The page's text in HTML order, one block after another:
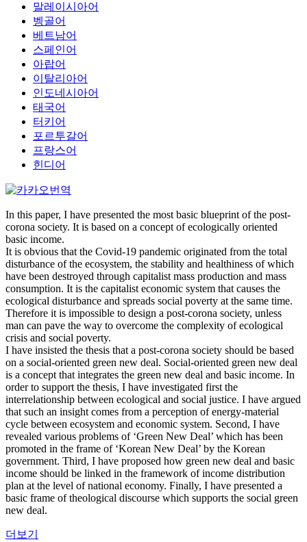
말레이시아어
벵골어
베트남어
스페인어
아랍어
이탈리아어
인도네시아어
태국어
터키어
포르투갈어
프랑스어
힌디어
In this paper, I have presented the most basic blueprint of the post-
corona society. It is based on a concept of ecologically oriented
basic income.
It is obvious that the Covid-19 pandemic originated from the total
disturbance of the ecosystem, the stability and healthiness of which
have been destroyed through capitalist mass production and mass
consumption. It is the capitalist economic system that causes the
ecological disturbance and spreads social poverty at the same time.
Therefore it is impossible to design a post-corona society, unless
man can pave the way to overcome the complexity of ecological
crisis and social poverty.
I have insisted the thesis that a post-corona society should be based
on a social-oriented green new deal. Social-oriented green new deal
is a concept that integrates the green new deal and basic income. In
order to support the thesis, I have investigated first the
interrelationship between ecological and social justice. I have argued
that such an insight comes from a perception of energy-material
cycle between ecosystem and economic system. Second, I have
revealed various problems of ‘Green New Deal’ which has been
promoted in the frame of ‘Korean New Deal’ by the Korean
government. Third, I have proposed how green new deal and basic
income should be linked in the framework of income distribution
plan at the level of national economy. Finally, I have presented a
basic frame of theological discourse which supports the social green
new deal.
더보기